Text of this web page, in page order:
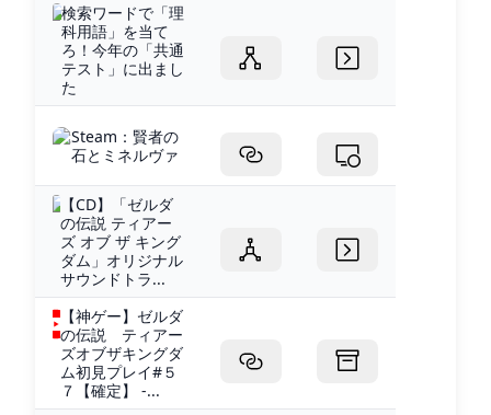
検索ワードで「理
科用語」を当て
ろ！今年の「共通
テスト」に出まし
た
Steam：賢者の
石とミネルヴァ
【CD】「ゼルダ
の伝説 ティアー
ズ オブ ザ キング
ダム」オリジナル
サウンドトラ...
【神ゲー】ゼルダ
の伝説 ティアー
ズオブザキングダ
ム初見プレイ#５
７【確定】 -...